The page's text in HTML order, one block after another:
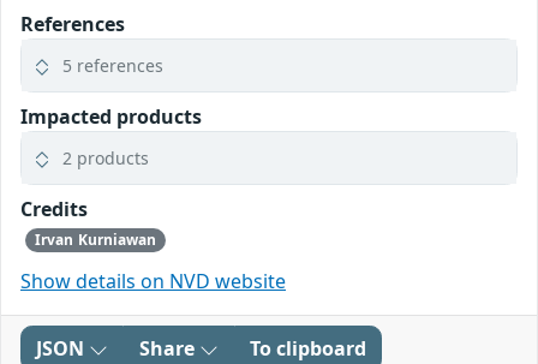
References
5 references
Impacted products
2 products
Credits
Irvan Kurniawan
Show details on NVD website
JSON Share To clipboard